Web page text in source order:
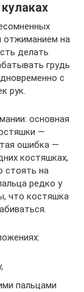
отжиманием на
делать
грудь
с
рук.
основная
—
ошибка —
костяшках,
стоять на
редко у
что костяшка
пальцами